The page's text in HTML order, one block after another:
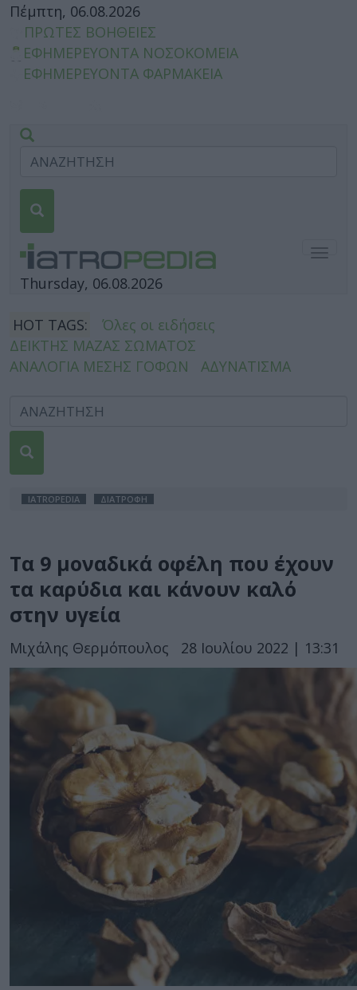
Πέμπτη, 06.08.2026
ΠΡΩΤΕΣ ΒΟΗΘΕΙΕΣ
ΕΦΗΜΕΡΕΥΟΝΤΑ ΝΟΣΟΚΟΜΕΙΑ
ΕΦΗΜΕΡΕΥΟΝΤΑ ΦΑΡΜΑΚΕΙΑ
Thursday, 06.08.2026
HOT TAGS:
Όλες οι ειδήσεις
ΔΕΙΚΤΗΣ ΜΑΖΑΣ ΣΩΜΑΤΟΣ
ΑΝΑΛΟΓΙΑ ΜΕΣΗΣ ΓΟΦΩΝ
ΑΔΥΝΑΤΙΣΜΑ
IATROPEDIA ΔΙΑΤΡΟΦΗ
Τα 9 μοναδικά οφέλη που έχουν
τα καρύδια και κάνουν καλό
στην υγεία
Μιχάλης Θερμόπουλος 28 Ιουλίου 2022 | 13:31